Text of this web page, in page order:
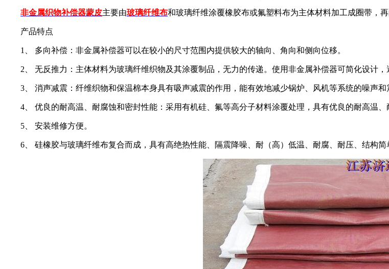
非金属织物补偿器蒙皮主要由玻璃纤维布和玻璃纤维涂覆橡胶布或氟塑料布为主体材料加工成圈带，
产品特点
1、 多向补偿：非金属补偿器可以在较小的尺寸范围内提供较大的轴向、角向和侧向位移。
2、 无反推力：主体材料为玻璃纤维织物及其涂覆制品，无力的传递。使用非金属补偿器可简化设计
3、 消声减震：纤维织物和保温棉本身具有吸声减震的作用，能有效地减少锅炉、风机等系统的噪声和
4、 优良的耐高温、耐腐蚀和密封性能：采用有机硅、氟等高分子材料涂覆处理，具有优良的耐高温、
5、 安装维修方便。
6、 硅橡胶与玻璃纤维布复合而成，具有高绝热性能、隔震降噪、耐（高）低温、耐腐、耐压、结构简